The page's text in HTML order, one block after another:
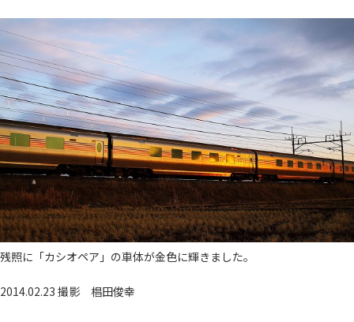
残照に「カシオペア」の車体が金色に輝きました。
2014.02.23 撮影 椙田俊幸